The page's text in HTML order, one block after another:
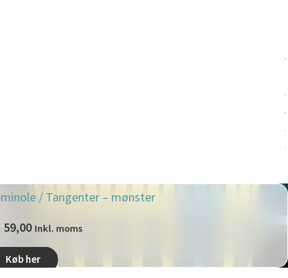
/ Tangenter – mønster
59,00 Inkl. moms
Køb her